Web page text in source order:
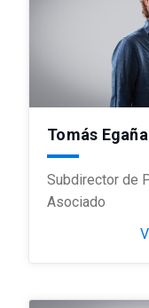
Tomás Egaña
Subdirector de
Asociado